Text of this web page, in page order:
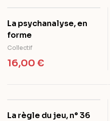
La psychanalyse, en
forme
Collectif
16,00 €
La règle du jeu, n° 36